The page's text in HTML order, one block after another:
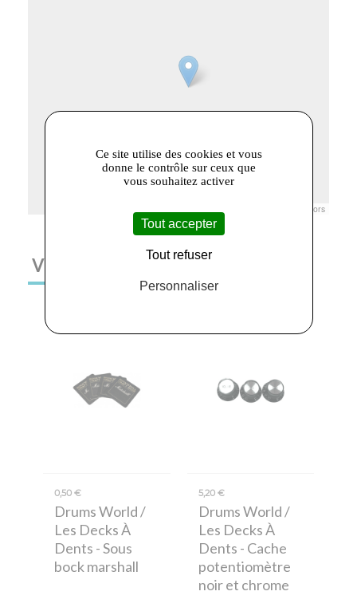
contributors
VOUS AIMEREZ AUSSI
0,50 €
Drums World /
Les Decks À
Dents - Sous
bock marshall
5,20 €
Drums World /
Les Decks À
Dents - Cache
potentiomètre
noir et chrome
Ce site utilise des cookies et vous
donne le contrôle sur ceux que
vous souhaitez activer
Tout accepter
Tout refuser
Personnaliser